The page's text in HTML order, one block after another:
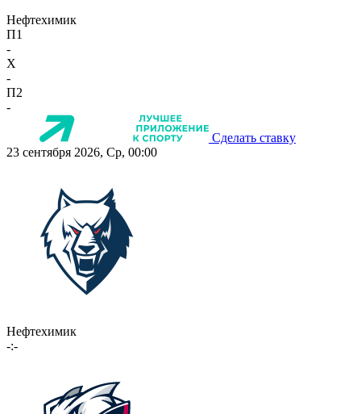
Нефтехимик
П1
-
X
-
П2
-
Сделать ставку
23 сентября 2026, Ср, 00:00
Нефтехимик
-:-